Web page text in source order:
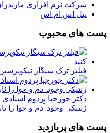
شرکت نرم افزاری
پنل اس ام اس
پست های محبوب
فیلتر ترک سیگار
دکتر جورجیا پردوم
ژنتیکی وجود آدم و حوا را
پست های پربازدید